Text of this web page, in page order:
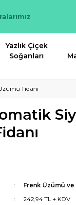
Yazlık Çiçek
Soğanları
Fidanı
Frenk Üzümü
242,94 TL + KDV